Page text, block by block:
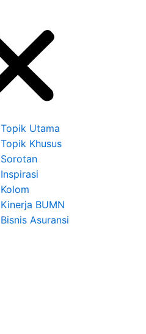
Topik Utama
Topik Khusus
Sorotan
Inspirasi
Kolom
Kinerja BUMN
Bisnis Asuransi